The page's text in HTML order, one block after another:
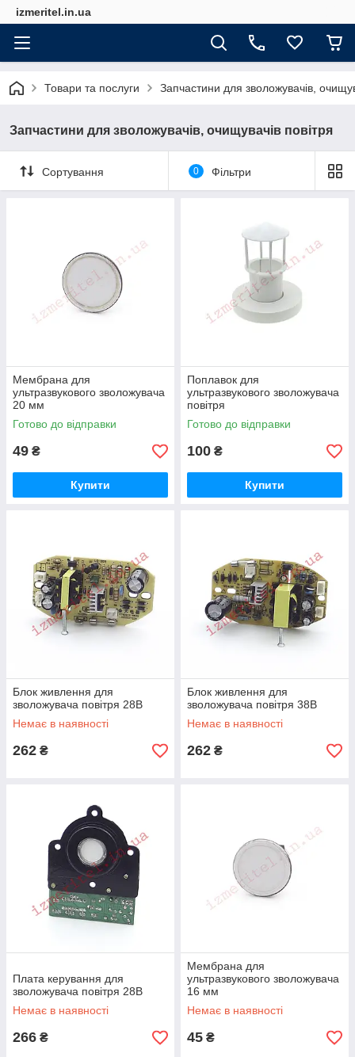
izmeritel.in.ua
Товари та послуги Запчастини для зволожувачів,
Запчастини для зволожувачів, очищувачів повітря
Сортування 0 Фільтри
Мембрана для
ультразвукового зволожувача
20 мм
Готово до відправки
49 ₴
Купити
Поплавок для
ультразвукового зволожувача
повітря
Готово до відправки
100 ₴
Купити
Блок живлення для
зволожувача повітря 28В
Немає в наявності
262 ₴
Блок живлення для
зволожувача повітря 38В
Немає в наявності
262 ₴
Плата керування для
зволожувача повітря 28В
Немає в наявності
266 ₴
Мембрана для
ультразвукового зволожувача
16 мм
Немає в наявності
45 ₴